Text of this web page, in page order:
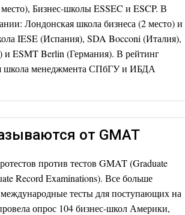
Бизнес-школы ESSEC и ESCP. В
Лондонская школа бизнеса (2 место) и
IESE (Испания), SDA Bocconi (Италия),
ESMT Berlin (Германия). В рейтинг
школа менеджмента СПбГУ и ИБДА
от GMAT
против тестов GMAT (Graduate
Record Examinations). Все больше
тесты для поступающих на
опрос 104 бизнес-школ Америки,